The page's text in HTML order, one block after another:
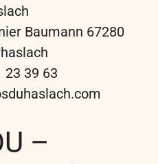
Baumann 67280
39 63
–